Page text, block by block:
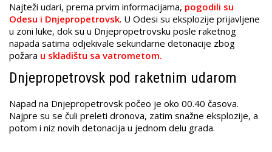
Najteži udari, prema prvim informacijama, pogodili su
Odesu i Dnjepropetrovsk. U Odesi su eksplozije prijavljene
u zoni luke, dok su u Dnjepropetrovsku posle raketnog
napada satima odjekivale sekundarne detonacije zbog
požara u skladištu sa vatrometom.
Dnjepropetrovsk pod raketnim udarom
Napad na Dnjepropetrovsk počeo je oko 00.40 časova.
Najpre su se čuli preleti dronova, zatim snažne eksplozije, a
potom i niz novih detonacija u jednom delu grada.